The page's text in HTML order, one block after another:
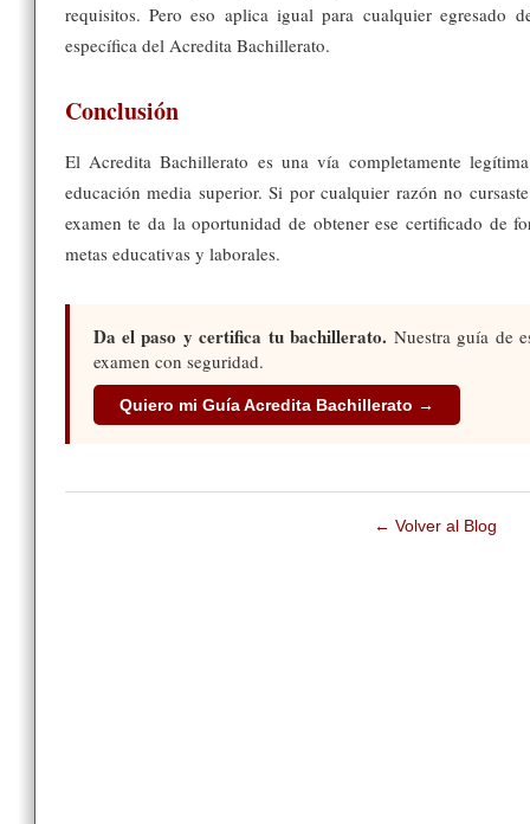
requisitos. Pero eso aplica igual para cualquier egresado
específica del Acredita Bachillerato.
Conclusión
El Acredita Bachillerato es una vía completamente
educación media superior. Si por cualquier razón no
examen te da la oportunidad de obtener ese certificado de
metas educativas y laborales.
Da el paso y certifica tu bachillerato. Nuestra guía de
examen con seguridad.
Quiero mi Guía Acredita Bachillerato →
← Volver al Blog